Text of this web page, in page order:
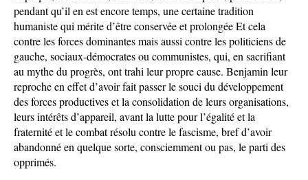
pendant qu’il en est encore temps, une certaine tradition
humaniste qui mérite d’être conservée et prolongée Et cela
contre les forces dominantes mais aussi contre les politiciens de
gauche, sociaux-démocrates ou communistes, qui, en sacrifiant
au mythe du progrès, ont trahi leur propre cause. Benjamin leur
reproche en effet d’avoir fait passer le souci du développement
des forces productives et la consolidation de leurs organisations,
leurs intérêts d’appareil, avant la lutte pour l’égalité et la
fraternité et le combat résolu contre le fascisme, bref d’avoir
abandonné en quelque sorte, consciemment ou pas, le parti des
opprimés.